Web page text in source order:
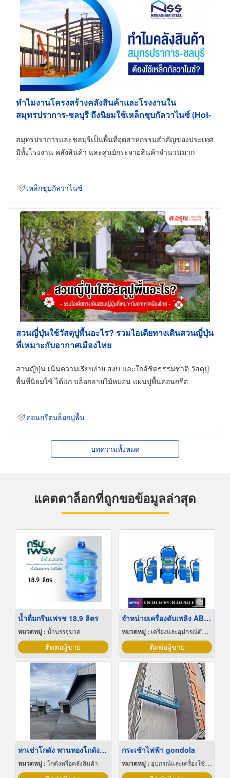
ทำไมงานโครงสร้างคลังสินค้าและโรงงานใน
สมุทรปราการ-ชลบุรี ถึงนิยมใช้เหล็กชุบกัลวาไนซ์ (Hot-
สมุทรปราการและชลบุรีเป็นพื้นที่อุตสาหกรรมสำคัญของประเทศ
มีทั้งโรงงาน คลังสินค้า และศูนย์กระจายสินค้าจำนวนมาก
เหล็กชุบกัลวาไนซ์
สวนญี่ปุ่นใช้วัสดุปูพื้นอะไร? รวมไอเดียทางเดินสวนญี่ปุ่น
ที่เหมาะกับอากาศเมืองไทย
สวนญี่ปุ่น เน้นความเรียบง่าย สงบ และใกล้ชิดธรรมชาติ วัสดุปู
พื้นที่นิยมใช้ ได้แก่ บล็อกลายไม้หมอน แผ่นปูพื้นคอนกรีต
คอนกรีตบล็อกปูพื้น
บทความทั้งหมด
แคตตาล็อกที่ถูกขอข้อมูลล่าสุด
น้ำดื่มกรีนเฟรช 18.9 ลิตร
หมวดหมู่ : น้ำบรรจุขวด
ติดต่อผู้ขาย
จำหน่ายเครื่องดับเพลิง ABFFC
หมวดหมู่ : เครื่องและอุปกรณ์ดับเพลิง
ติดต่อผู้ขาย
หาเช่าโกดัง พานทองโกดังให้เช่าราคาถูก
หมวดหมู่ : โกดังหรือคลังสินค้า
กระเช้าไฟฟ้า gondola
หมวดหมู่ : อุปกรณ์และเครื่องใช้ก่อสร้าง